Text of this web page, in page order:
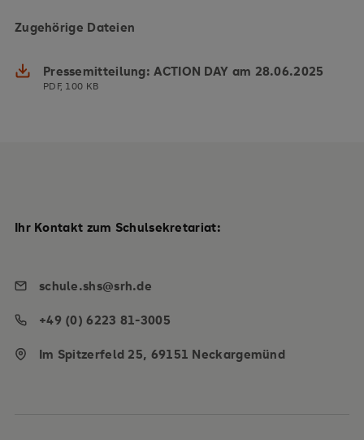
Zugehörige Dateien
Pressemitteilung: ACTION DAY am 28.06.2025
PDF, 100 KB
Ihr Kontakt zum Schulsekretariat:
schule.shs@srh.de
+49 (0) 6223 81-3005
Im Spitzerfeld 25, 69151 Neckargemünd